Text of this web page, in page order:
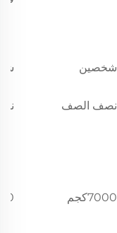
شخصين
نصف الصف
7000كجم